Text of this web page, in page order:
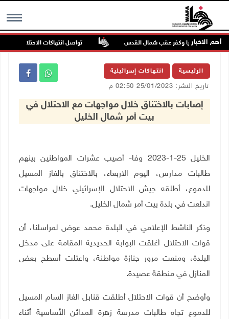
MENU أهم الاخبار تواصل انتهاكات الاحتلال
الرئيسية انتهاكات إسرائيلية
تاريخ النشر: 25/01/2023 02:50 م
إصابات بالاختناق خلال مواجهات مع الاحتلال في
بيت أمر شمال الخليل
الخليل 25-1-2023 وفا- أصيب عشرات المواطنين بينهم
طالبات مدارس، اليوم الاربعاء، بالاختناق بالغاز المسيل
للدموع، أطلقه جيش الاحتلال الإسرائيلي خلال مواجهات
اندلعت في بلدة بيت أمر شمال الخليل.
وذكر الناشط الإعلامي في البلدة محمد عوض لمراسلنا، أن
قوات الاحتلال أغلقت البوابة الحديدية المقامة على مدخل
البلدة، ومنعت مرور جنازة مواطنة، واعتلت أسطح بعض
المنازل في منطقة عصيدة.
وأوضح أن قوات الاحتلال أطلقت قنابل الغاز السام المسيل
للدموع تجاه طالبات مدرسة زهرة المدائن الأساسية أثناء